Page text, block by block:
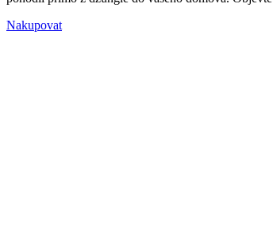
Nakupovat